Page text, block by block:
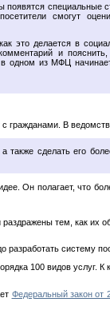
появятся специальные
смогут
это делается в
и
в одном из МФЦ
гражданами. В
также сделать его
Он полагает, что
тем, как их
систему
100 видов услуг. К
Федеральный закон от